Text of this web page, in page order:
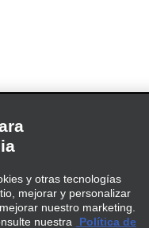
privacidad
y otras tecnologías
mejorar y personalizar
nuestro marketing.
nuestra
Política de